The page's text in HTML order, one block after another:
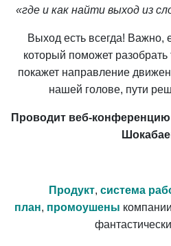
«где и как найти выход из
Выход есть всегда! Важно,
который поможет
покажет направление
нашей голове, пути
Проводит веб-
Продукт, система
план, промоушены